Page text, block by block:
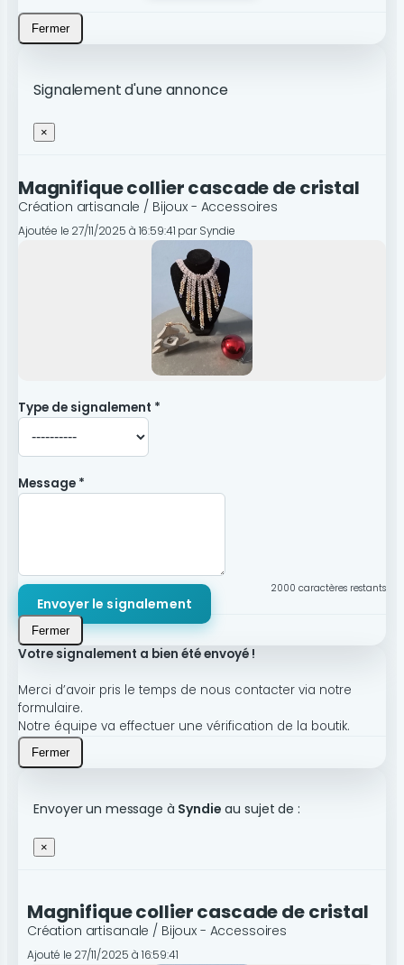
Fermer
Signalement d'une annonce
×
Magnifique collier cascade de cristal
Création artisanale / Bijoux - Accessoires
Ajoutée le 27/11/2025 à 16:59:41 par Syndie
Type de signalement *
Message *
2000 caractères restants
Envoyer le signalement
Fermer
Votre signalement a bien été envoyé !
Merci d’avoir pris le temps de nous contacter via notre
formulaire.
Notre équipe va effectuer une vérification de la boutik.
Fermer
Envoyer un message à Syndie au sujet de :
×
Magnifique collier cascade de cristal
Création artisanale / Bijoux - Accessoires
Ajouté le 27/11/2025 à 16:59:41